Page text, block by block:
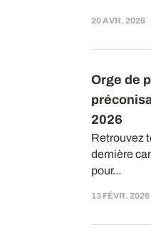
20 AVR. 2026
Orge de
2026
Retrouvez
dernière
pour...
13 FÉVR. 2026